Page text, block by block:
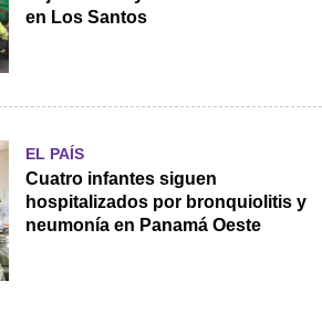
en Los Santos
EL PAÍS
Cuatro infantes siguen
hospitalizados por bronquiolitis y
neumonía en Panamá Oeste